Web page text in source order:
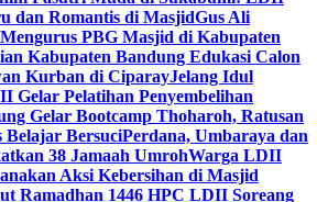
dan Romantis di MasjidGus Ali
PBG Masjid di Kabupaten
Kabupaten Bandung Edukasi Calon
Kurban di CiparayJelang Idul
Gelar Pelatihan Penyembelihan
Gelar Bootcamp Thoharoh, Ratusan
Belajar BersuciPerdana, Umbaraya dan
38 Jamaah UmrohWarga LDII
Aksi Kebersihan di Masjid
Ramadhan 1446 HPC LDII Soreang